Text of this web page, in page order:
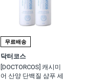
무료배송
닥터코스
[DOCTORCOS] 캐시미
어 산양 단백질 샴푸 세